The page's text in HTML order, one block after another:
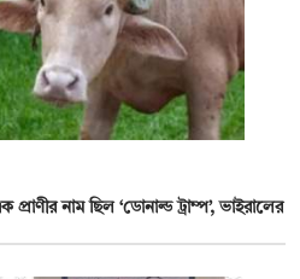
নাম ছিল ‘ডোনাল্ড ট্রাম্প’, ভাইরালের